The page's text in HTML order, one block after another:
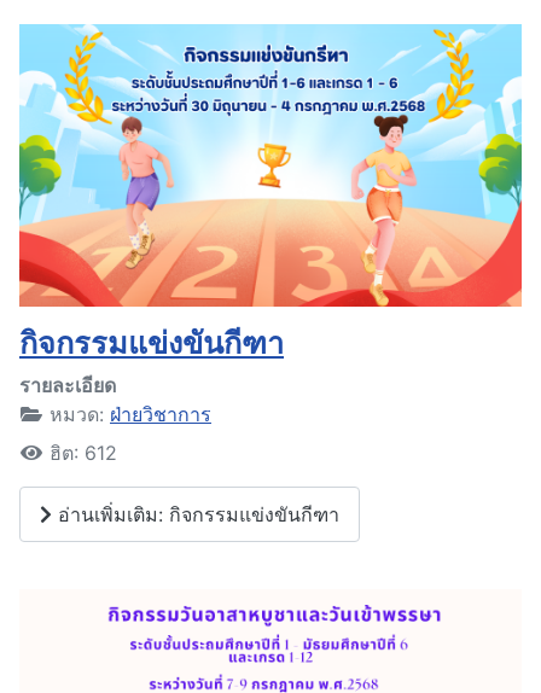
กิจกรรมแข่งขันกีฑา
รายละเอียด
หมวด: ฝ่ายวิชาการ
ฮิต: 612
อ่านเพิ่มเติม: กิจกรรมแข่งขันกีฑา